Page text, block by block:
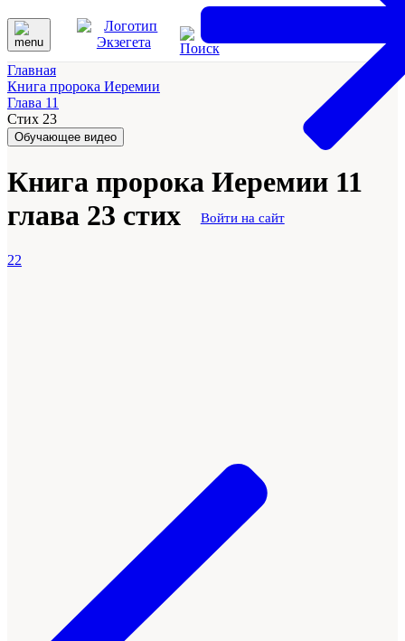
Войти на сайт
Главная
Книга пророка Иеремии
Глава 11
Стих 23
Обучающее видео
Книга пророка Иеремии 11
глава 23 стих
22